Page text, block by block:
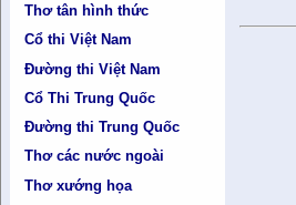
Thơ tân hình thức
Cổ thi Việt Nam
Đường thi Việt Nam
Cổ Thi Trung Quốc
Đường thi Trung Quốc
Thơ các nước ngoài
Thơ xướng họa